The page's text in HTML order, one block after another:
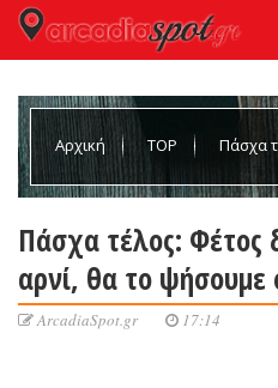
Αρχική TOP Πάσχα
Πάσχα τέλος: Φέτος
αρνί, θα το
ArcadiaSpot.gr 17:14